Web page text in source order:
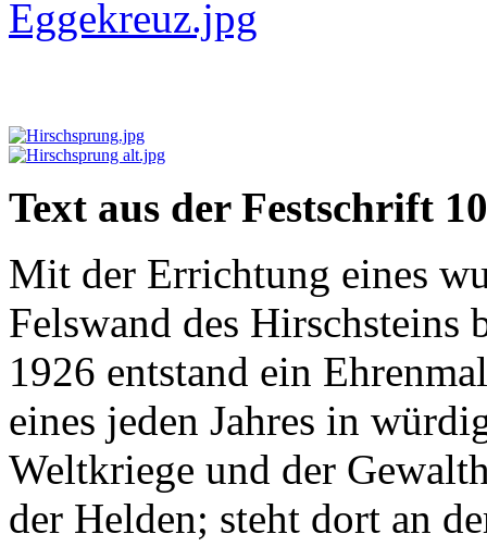
Text aus der Festschrift
Mit der Errichtung eines
Felswand des Hirschsteins
1926 entstand ein
eines jeden Jahres in
Weltkriege und der
der Helden; steht dort an